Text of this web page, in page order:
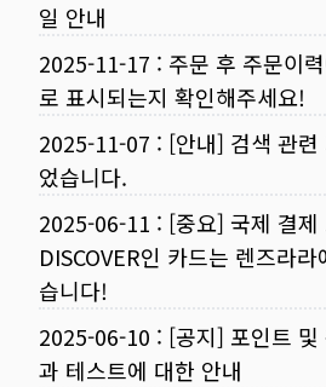
일 안내
2025-11-17 : 주문 후 주문이
로 표시되는지 확인해주세요!
2025-11-07 : [안내] 검색 관련
었습니다.
2025-06-11 : [중요] 국제 결제
DISCOVER인 카드는 렌즈라
습니다!
2025-06-10 : [공지] 포인트 및
과 테스트에 대한 안내